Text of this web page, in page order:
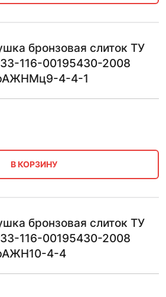
бронзовая слиток ТУ
116-00195430-2008
4-4-1
В КОРЗИНУ
бронзовая слиток ТУ
116-00195430-2008
4-4